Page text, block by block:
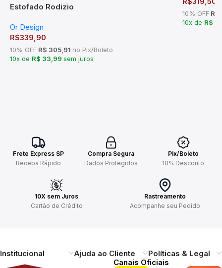
Estofado Rodizio
Or Design
R$339,90
10% OFF R$ 305,91 no Pix/Boleto
10x de R$ 33,99 sem juros
10% OFF R$
10x de R$
Frete Express SP
Receba Rápido
Compra Segura
Dados Protegidos
Pix/Boleto
10% Desconto
10X sem Juros
Cartão de Crédito
Rastreamento
Acompanhe seu Pedido
Institucional Ajuda ao Cliente Políticas & Legal
Canais Oficiais